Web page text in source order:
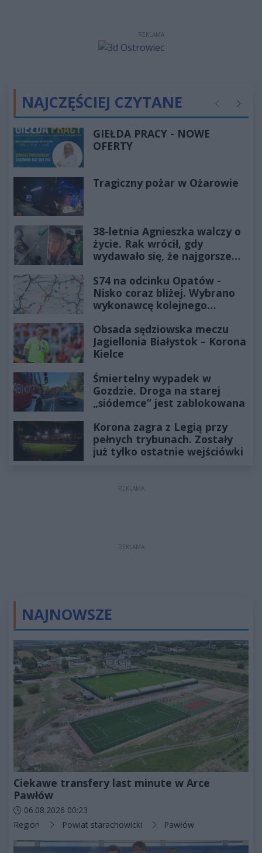
REKLAMA
NAJCZĘŚCIEJ CZYTANE Poprzednie
GIEŁDA PRACY - NOWE
OFERTY
Tragiczny pożar w Ożarowie
38-letnia Agnieszka walczy o
życie. Rak wrócił, gdy
wydawało się, że najgorsze
S74 na odcinku Opatów -
Nisko coraz bliżej. Wybrano
wykonawcę kolejnego
Obsada sędziowska meczu
Jagiellonia Białystok – Korona
Kielce
Śmiertelny wypadek w
Gozdzie. Droga na starej
„siódemce” jest zablokowana
Korona zagra z Legią przy
pełnych trybunach. Zostały
już tylko ostatnie wejściówki
REKLAMA
REKLAMA
NAJNOWSZE
Ciekawe transfery last minute w Arce
Pawłów
Data dodania artykułu:
06.08.2026 00:23
Kategorie artykułu:
Region Powiat starachowicki Pawłów